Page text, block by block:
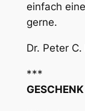
einfach
gerne.
Dr. Peter C.
***
GESCHENK